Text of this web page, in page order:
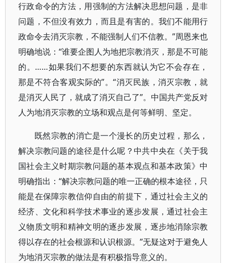
行政命令的方法，用强制的方法解决思想问题，是非
问题，不但没有效力，而且是有害的。我们不能用行
政命令去消灭宗教，不能强制人们不信教。”周恩来也
明确地说：“谁要企图人为地把宗教消灭，那是不可能
的。……如果我们不想要的东西就认为它不会存在，
那是不符合客观实际的”。“消灭民族，消灭宗教，就
是消灭人民了，就成了消灭自己了”。中国共产党反对
人为地消灭宗教的立场和观点是何等鲜明、坚定。
既然宗教的消亡是一个漫长的历史过程，那么，
解决宗教问题的途径是什么呢？中共中央在《关于我
国社会主义时期宗教问题的基本观点和基本政策》中
明确指出：“解决宗教问题的唯一正确的根本途径，只
能是在保障宗教信仰自由的前提下，通过社会主义的
经济、文化和科学技术事业的逐步发展，通过社会主
义物质文明和精神文明的逐步发展，逐步地消除宗教
得以存在的社会根源和认识根源。”无疑这对于避免人
为地消灭宗教的做法是有积极指导意义的。